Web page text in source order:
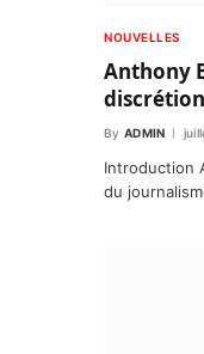
NOUVELLES
Anthony
By ADMIN
Introduction
du